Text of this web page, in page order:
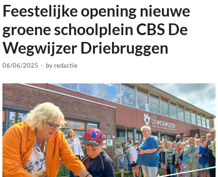
Feestelijke opening nieuwe
groene schoolplein CBS De
Wegwijzer Driebruggen
06/06/2025 - by redactie